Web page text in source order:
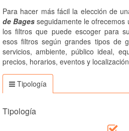
Para hacer más fácil la elección de
de Bages seguidamente le ofrecemos
los filtros que puede escoger para
esos filtros según grandes tipos de
servicios, ambiente, público ideal,
precios, horarios, eventos y
Tipología
Tipología